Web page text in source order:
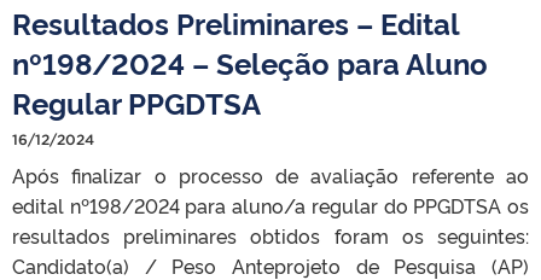
Resultados Preliminares – Edital
nº198/2024 – Seleção para Aluno
Regular PPGDTSA
16/12/2024
Após finalizar o processo de avaliação referente ao
edital nº198/2024 para aluno/a regular do PPGDTSA os
resultados preliminares obtidos foram os seguintes:
Candidato(a) / Peso Anteprojeto de Pesquisa (AP)